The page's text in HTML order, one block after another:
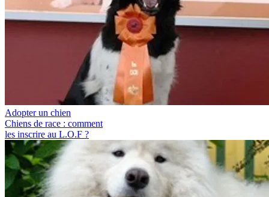
Adopter un chien
Chiens de race : comment
les inscrire au L.O.F ?